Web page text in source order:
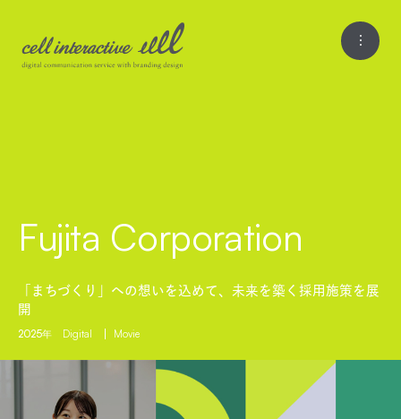
Fujita Corporation
「まちづくり」への想いを込めて、未来を築く採用施策を展
開
2025年 Digital Movie